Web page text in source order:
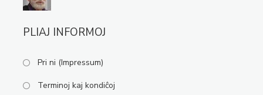
PLIAJ INFORMOJ
Pri ni (Impressum)
Terminoj kaj kondiĉoj